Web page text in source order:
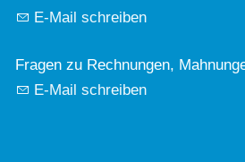
E-Mail schreiben
Fragen zu Rechnungen,
E-Mail schreiben